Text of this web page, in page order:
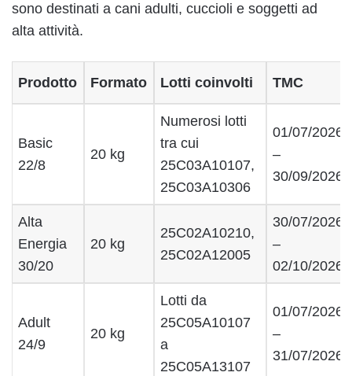
sono destinati a cani adulti, cuccioli e soggetti ad
alta attività.
Prodotto Formato Lotti coinvolti TMC
Basic
22/8
20 kg
Numerosi lotti
tra cui
25C03A10107,
25C03A10306
01/07/2026
–
30/09/2026
Alta
Energia
30/20
20 kg
25C02A10210,
25C02A12005
30/07/2026
–
02/10/2026
Adult
24/9
20 kg
Lotti da
25C05A10107
a
25C05A13107
01/07/2026
–
31/07/2026